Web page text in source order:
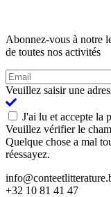
Abonnez-vous à notre
de toutes nos activités
Veuillez saisir une
J'ai lu et accepte la
Veuillez vérifier le
Quelque chose a mal
réessayez.
+32 10 81 41 47